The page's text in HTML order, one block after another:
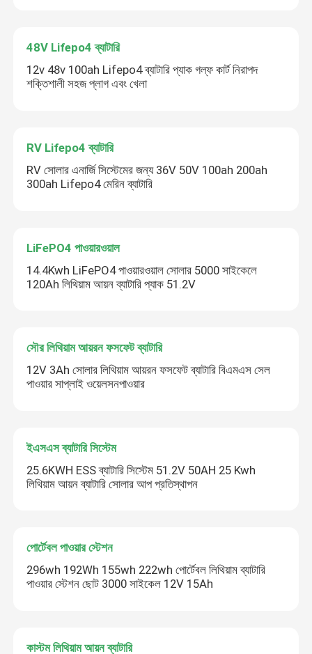
48V Lifepo4 ব্যাটারি
12v 48v 100ah Lifepo4 ব্যাটারি প্যাক গল্ফ কার্ট নিরাপদ
শক্তিশালী সহজ প্লাগ এবং খেলা
RV Lifepo4 ব্যাটারি
RV সোলার এনার্জি সিস্টেমের জন্য 36V 50V 100ah 200ah
300ah Lifepo4 মেরিন ব্যাটারি
LiFePO4 পাওয়ারওয়াল
14.4Kwh LiFePO4 পাওয়ারওয়াল সোলার 5000 সাইকেলে
120Ah লিথিয়াম আয়ন ব্যাটারি প্যাক 51.2V
সৌর লিথিয়াম আয়রন ফসফেট ব্যাটারি
12V 3Ah সোলার লিথিয়াম আয়রন ফসফেট ব্যাটারি বিএমএস সেল
পাওয়ার সাপ্লাই ওয়েলসনপাওয়ার
ইএসএস ব্যাটারি সিস্টেম
25.6KWH ESS ব্যাটারি সিস্টেম 51.2V 50AH 25 Kwh
লিথিয়াম আয়ন ব্যাটারি সোলার আপ প্রতিস্থাপন
পোর্টেবল পাওয়ার স্টেশন
296wh 192Wh 155wh 222wh পোর্টেবল লিথিয়াম ব্যাটারি
পাওয়ার স্টেশন ছোট 3000 সাইকেল 12V 15Ah
কাস্টম লিথিয়াম আয়ন ব্যাটারি